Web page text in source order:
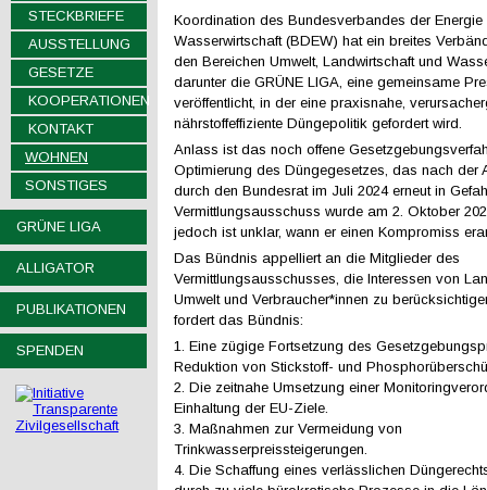
STECKBRIEFE
AUSSTELLUNG
GESETZE
KOOPERATIONEN
KONTAKT
WOHNEN
SONSTIGES
GRÜNE LIGA
ALLIGATOR
PUBLIKATIONEN
SPENDEN
Koordination des Bundesverbandes der Energie
Wasserwirtschaft (BDEW) hat ein breites
den Bereichen Umwelt, Landwirtschaft und
darunter die GRÜNE LIGA, eine gemeinsame
veröffentlicht, in der eine praxisnahe,
nährstoffeffiziente Düngepolitik gefordert wird.
Anlass ist das noch offene
Optimierung des Düngegesetzes, das nach der
durch den Bundesrat im Juli 2024 erneut in
Vermittlungsausschuss wurde am 2. Oktober
jedoch ist unklar, wann er einen Kompromiss
Das Bündnis appelliert an die Mitglieder des
Vermittlungsausschusses, die Interessen von
Umwelt und Verbraucher*innen zu
fordert das Bündnis:
1. Eine zügige Fortsetzung des
Reduktion von Stickstoff- und
2. Die zeitnahe Umsetzung einer
Einhaltung der EU-Ziele.
3. Maßnahmen zur Vermeidung von
Trinkwasserpreissteigerungen.
4. Die Schaffung eines verlässlichen